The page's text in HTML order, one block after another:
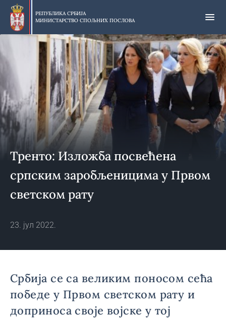
Прескочи
главни
део
РЕПУБЛИКА СРБИЈА
МИНИСТАРСТВО СПОЉНИХ ПОСЛОВА
Тренто: Изложба посвећена
српским заробљеницима у Првом
светском рату
23. јул 2022.
Србија се са великим поносом сећа
победе у Првом светском рату и
доприноса своје војске у тој